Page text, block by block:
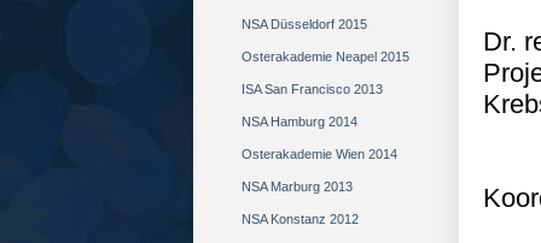
NSA Düsseldorf 2015
Osterakademie Neapel 2015
ISA San Francisco 2013
NSA Hamburg 2014
Osterakademie Wien 2014
NSA Marburg 2013
NSA Konstanz 2012
Dr.